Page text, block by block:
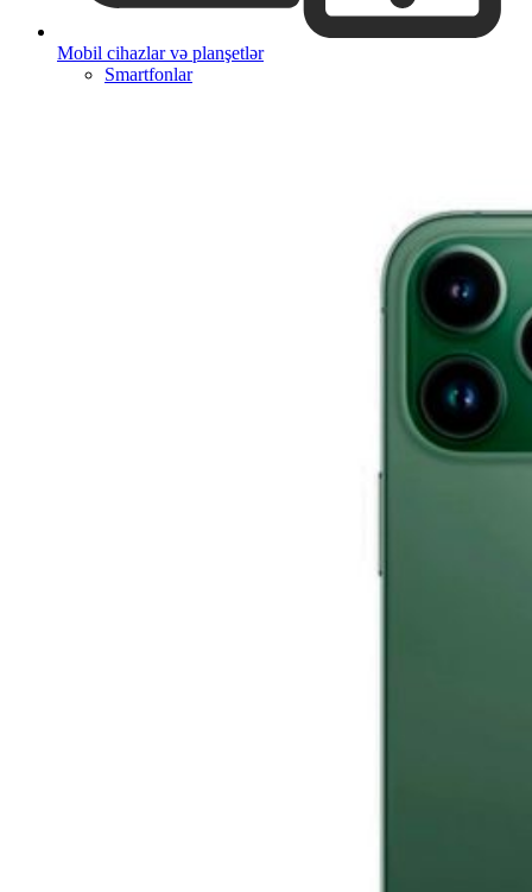
Mobil cihazlar və planşetlər
Smartfonlar